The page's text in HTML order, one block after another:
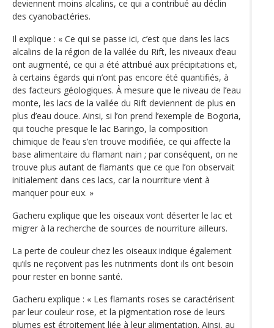
deviennent moins alcalins, ce qui a contribué au déclin
des cyanobactéries.
Il explique : « Ce qui se passe ici, c’est que dans les lacs
alcalins de la région de la vallée du Rift, les niveaux d’eau
ont augmenté, ce qui a été attribué aux précipitations et,
à certains égards qui n’ont pas encore été quantifiés, à
des facteurs géologiques. À mesure que le niveau de l’eau
monte, les lacs de la vallée du Rift deviennent de plus en
plus d’eau douce. Ainsi, si l’on prend l’exemple de Bogoria,
qui touche presque le lac Baringo, la composition
chimique de l’eau s’en trouve modifiée, ce qui affecte la
base alimentaire du flamant nain ; par conséquent, on ne
trouve plus autant de flamants que ce que l’on observait
initialement dans ces lacs, car la nourriture vient à
manquer pour eux. »
Gacheru explique que les oiseaux vont déserter le lac et
migrer à la recherche de sources de nourriture ailleurs.
La perte de couleur chez les oiseaux indique également
qu’ils ne reçoivent pas les nutriments dont ils ont besoin
pour rester en bonne santé.
Gacheru explique : « Les flamants roses se caractérisent
par leur couleur rose, et la pigmentation rose de leurs
plumes est étroitement liée à leur alimentation. Ainsi, au